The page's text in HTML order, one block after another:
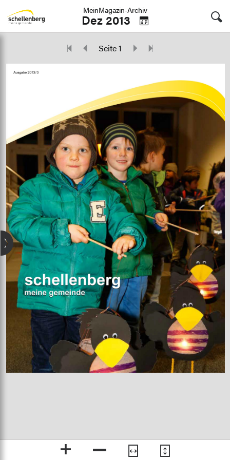
MeinMagazin-Archiv
Dez 2013
Seite 1